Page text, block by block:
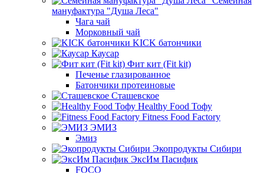
мануфактура "Душа Леса"
Чага чай
Морковный чай
KICK батончики
Каусар
Фит кит (Fit kit)
Печенье глазированное
Батончики протеиновые
Сташевское
Healthy Food Тофу
Fitness Food Factory
ЭМИЗ
Эмиз
Экопродукты Сибири
ЭксИм Пасифик
FOCO